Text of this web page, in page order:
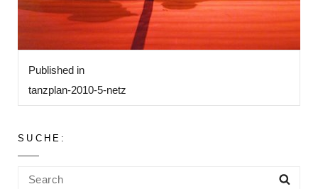
Beitragsnavigation
Published in
tanzplan-2010-5-netz
SUCHE:
Search